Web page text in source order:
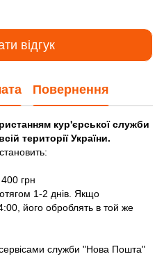
відгук
Повернення
кур'єрської служби
території України.
грн
1-2 днів. Якщо
його оброблять в той же
служби "Нова Пошта"